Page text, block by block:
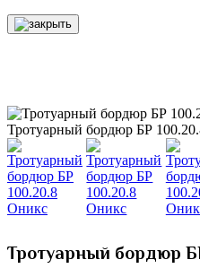
Тротуарный бордюр БР
Тротуарный бордюр